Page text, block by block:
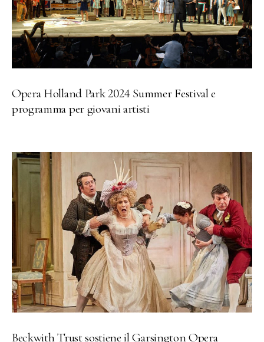
Opera Holland Park 2024 Summer Festival e
programma per giovani artisti
Beckwith Trust sostiene il Garsington Opera